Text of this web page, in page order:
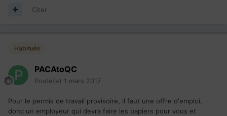
retour, je suis sous mobile et limité.
Citer
Habitués
PACAtoQC
Posté(e) 1 mars 2017
Pour le permis de travail provisoire, il faut une offre d'emploi,
donc un employeur qui devra faire les papiers pour vous et